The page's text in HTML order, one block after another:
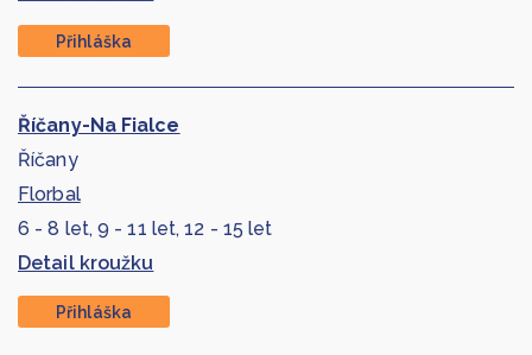
Přihláška
Říčany-Na Fialce
Říčany
Florbal
6 - 8 let, 9 - 11 let, 12 - 15 let
Detail kroužku
Přihláška